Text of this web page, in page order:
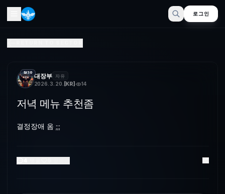
로그인
LV.10 대장부 자유
2026. 3. 20. [KR] 14
저녁 메뉴 추천좀
결정장애 옴 ;;;